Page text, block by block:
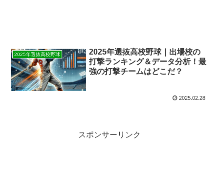
2025年選抜高校野球
2025年選抜高校野球｜出場校の
打撃ランキング＆データ分析！最
強の打撃チームはどこだ？
2025.02.28
スポンサーリンク